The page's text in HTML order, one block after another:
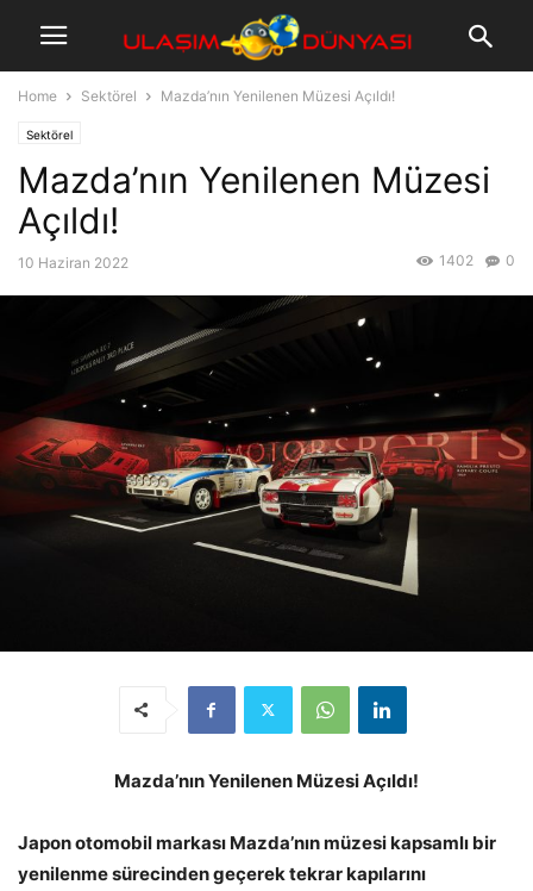
Home Sektörel Mazda’nın Yenilenen Müzesi Açıldı!
Sektörel
Mazda’nın Yenilenen Müzesi
Açıldı!
10 Haziran 2022 0
1402
Mazda’nın Yenilenen Müzesi Açıldı!
Japon otomobil markası Mazda’nın müzesi kapsamlı bir
yenilenme sürecinden geçerek tekrar kapılarını